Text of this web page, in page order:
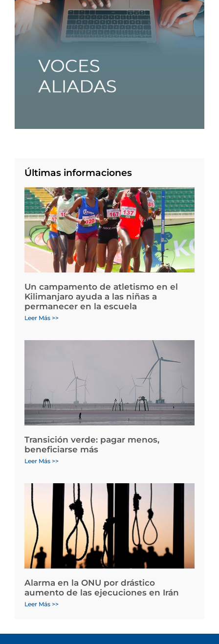
Últimas informaciones
Un campamento de atletismo en el
Kilimanjaro ayuda a las niñas a
permanecer en la escuela
Leer Más >>
Transición verde: pagar menos,
beneficiarse más
Leer Más >>
Alarma en la ONU por drástico
aumento de las ejecuciones en Irán
Leer Más >>